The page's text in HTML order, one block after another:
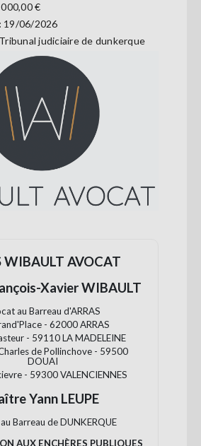
€
19/06/2026
Tribunal judiciaire de dunkerque
WIBAULT AVOCAT
Xavier WIBAULT
au Barreau d'ARRAS
- 62000 ARRAS
- 59110 LA MADELEINE
de Pollinchove - 59500
DOUAI
- 59300 VALENCIENNES
Yann LEUPE
Barreau de DUNKERQUE
AUX ENCHÈRES PUBLIQUES